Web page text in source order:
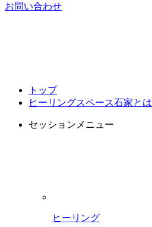
お問い合わせ
トップ
ヒーリングスペース石家とは
セッションメニュー
ヒーリング